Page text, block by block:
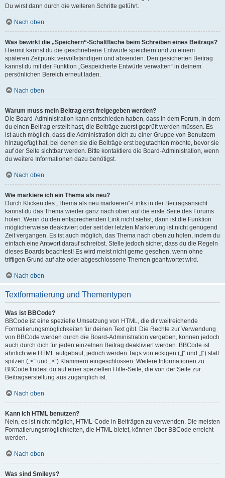
Du wirst dann durch die weiteren Schritte geführt.
Nach oben
Was bewirkt die „Speichern“-Schaltfläche beim Schreiben eines Beitrags?
Hiermit kannst du die geschriebene Entwürfe speichern und zu einem
späteren Zeitpunkt vervollständigen und absenden. Den gesicherten Beitrag
kannst du mit der Funktion „Gespeicherte Entwürfe verwalten“ in deinem
persönlichen Bereich erneut laden.
Nach oben
Warum muss mein Beitrag erst freigegeben werden?
Die Board-Administration kann entschieden haben, dass in dem Forum, in dem
du einen Beitrag erstellt hast, die Beiträge zuerst geprüft werden müssen. Es
ist auch möglich, dass die Administration dich zu einer Gruppe von Benutzern
hinzugefügt hat, bei denen sie die Beiträge erst begutachten möchte, bevor sie
auf der Seite sichtbar werden. Bitte kontaktiere die Board-Administration, wenn
du weitere Informationen dazu benötigst.
Nach oben
Wie markiere ich ein Thema als neu?
Durch Klicken des „Thema als neu markieren“-Links in der Beitragsansicht
kannst du das Thema wieder ganz nach oben auf die erste Seite des Forums
holen. Wenn du den entsprechenden Link nicht siehst, dann ist die Funktion
möglicherweise deaktiviert oder seit der letzten Markierung ist nicht genügend
Zeit vergangen. Es ist auch möglich, das Thema nach oben zu holen, indem du
einfach eine Antwort darauf schreibst. Stelle jedoch sicher, dass du die Regeln
dieses Boards beachtest! Es wird meist nicht gerne gesehen, wenn ohne
triftigen Grund auf alte oder abgeschlossene Themen geantwortet wird.
Nach oben
Textformatierung und Thementypen
Was ist BBCode?
BBCode ist eine spezielle Umsetzung von HTML, die dir weitreichende
Formatierungsmöglichkeiten für deinen Text gibt. Die Rechte zur Verwendung
von BBCode werden durch die Board-Administration vergeben, können jedoch
auch durch dich für jeden einzelnen Beitrag deaktiviert werden. BBCode ist
ähnlich wie HTML aufgebaut, jedoch werden Tags von eckigen („[“ und „]“) statt
spitzen („<“ und „>“) Klammern eingeschlossen. Weitere Informationen zu
BBCode findest du auf einer speziellen Hilfe-Seite, die von der Seite zur
Beitragserstellung aus zugänglich ist.
Nach oben
Kann ich HTML benutzen?
Nein, es ist nicht möglich, HTML-Code in Beiträgen zu verwenden. Die meisten
Formatierungsmöglichkeiten, die HTML bietet, können über BBCode erreicht
werden.
Nach oben
Was sind Smileys?